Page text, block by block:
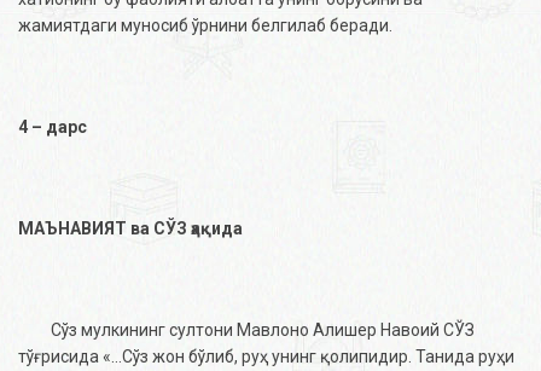
жамиятдаги муносиб ўрнини белгилаб беради.
4 – дарс
МАЪНАВИЯТ ва СЎЗ ҳақида
Сўз мулкининг султони Мавлоно Алишер Навоий СЎЗ
тўғрисида «…Сўз жон бўлиб, руҳ унинг қолипидир. Танида руҳи